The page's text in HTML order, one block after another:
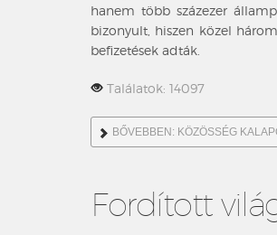
hanem több százezer
bizonyult, hiszen közel
befizetések adták.
Találatok: 14097
BŐVEBBEN: KÖZÖSSÉG
Fordított